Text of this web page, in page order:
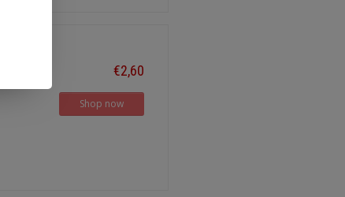
€2,60
Shop now